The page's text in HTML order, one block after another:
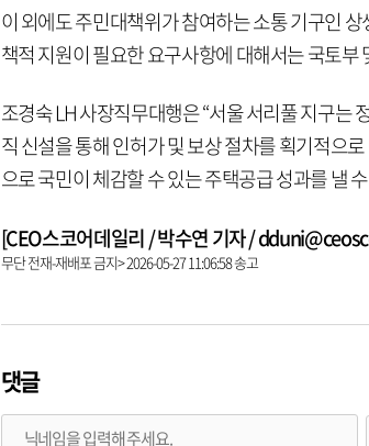
이 외에도 주민대책위가 참여하는 소통 기구인
책적 지원이 필요한 요구사항에 대해서는 국토
조경숙 LH 사장직무대행은 “서울 서리풀 지구는
직 신설을 통해 인허가 및 보상 절차를 획기적으
으로 국민이 체감할 수 있는 주택공급 성과를 낼
[CEO스코어데일리 / 박수연 기자 /
무단 전재-재배포 금지> 2026-05-27 11:06:58 송고
댓글